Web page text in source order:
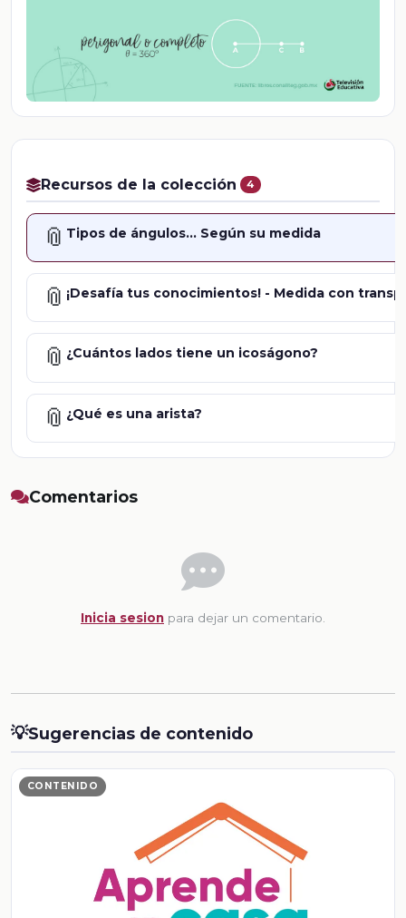
Recursos de la colección 4
📎 Tipos de ángulos... Según su medida
📎 ¡Desafía tus conocimientos! - Medida con
📎 ¿Cuántos lados tiene un icoságono?
📎 ¿Qué es una arista?
Comentarios
Inicia sesion para dejar un comentario.
💡Sugerencias de contenido
CONTENIDO